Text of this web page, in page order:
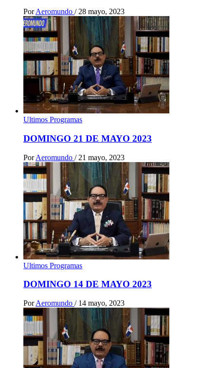
Por Aeromundo / 28 mayo, 2023
Ultimos Programas
DOMINGO 21 DE MAYO 2023
Por Aeromundo / 21 mayo, 2023
Ultimos Programas
DOMINGO 14 DE MAYO 2023
Por Aeromundo / 14 mayo, 2023